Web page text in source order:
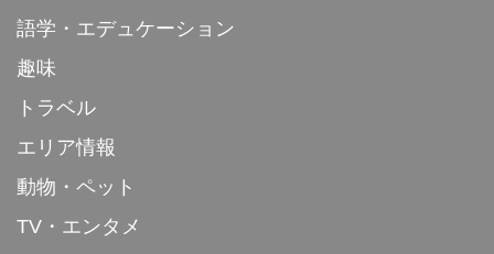
語学・エデュケーション
趣味
トラベル
エリア情報
動物・ペット
TV・エンタメ